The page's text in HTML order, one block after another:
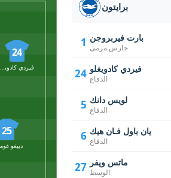
24
25
دييغو
برايتون
1 بارت فيربروجن
حارس مرمى
24 فيردي كادويغلو
الدفاع
5 لويس دانك
الدفاع
6 يان باول فـان هيك
الدفاع
27 ماتس ويفر
الوسط